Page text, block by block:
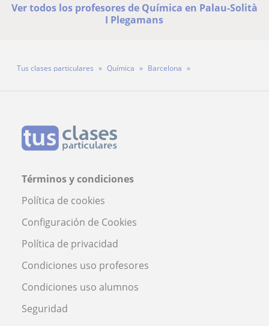
Ver todos los profesores de Química en Palau-Solità
I Plegamans
Tus clases particulares Química
Barcelona
Términos y condiciones
Política de cookies
Configuración de Cookies
Política de privacidad
Condiciones uso profesores
Condiciones uso alumnos
Seguridad